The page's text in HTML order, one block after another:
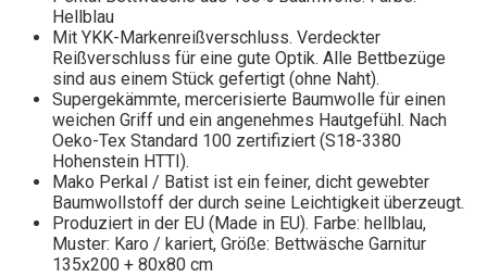
Hellblau
Mit YKK-Markenreißverschluss. Verdeckter
Reißverschluss für eine gute Optik. Alle Bettbezüge
sind aus einem Stück gefertigt (ohne Naht).
Supergekämmte, mercerisierte Baumwolle für einen
weichen Griff und ein angenehmes Hautgefühl. Nach
Oeko-Tex Standard 100 zertifiziert (S18-3380
Hohenstein HTTI).
Mako Perkal / Batist ist ein feiner, dicht gewebter
Baumwollstoff der durch seine Leichtigkeit überzeugt.
Produziert in der EU (Made in EU). Farbe: hellblau,
Muster: Karo / kariert, Größe: Bettwäsche Garnitur
135x200 + 80x80 cm